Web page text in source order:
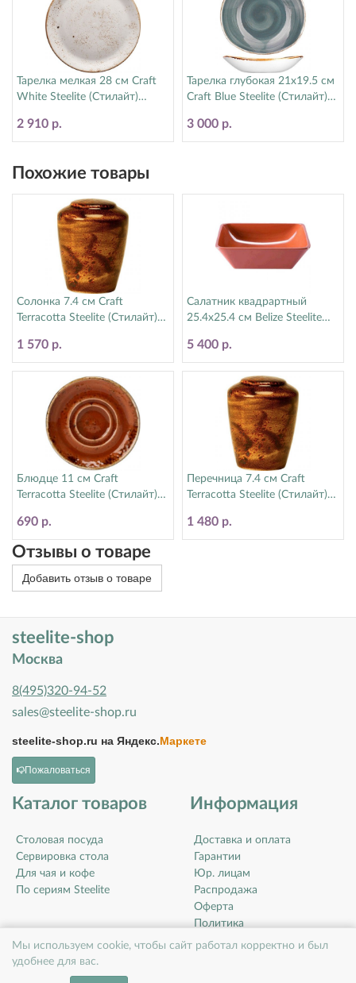
Мы используем cookie, чтобы сайт работал корректно и был
удобнее для вас.
Тарелка мелкая 28 см Craft
White Steelite (Стилайт)
2 910 р.
Тарелка глубокая 21х19.5 см
Craft Blue Steelite (Стилайт)
3 000 р.
Похожие товары
Солонка 7.4 см Craft
Terracotta Steelite (Стилайт)
1 570 р.
Салатник квадрартный
25.4х25.4 см Belize Steelite
5 400 р.
Блюдце 11 см Craft
Terracotta Steelite (Стилайт)
690 р.
Перечница 7.4 см Craft
Terracotta Steelite (Стилайт)
1 480 р.
Отзывы о товаре
Добавить отзыв о товаре
steelite-shop
Москва
8(495)320-94-52
sales@steelite-shop.ru
steelite-shop.ru на Яндекс.Маркете
Пожаловаться
Каталог товаров
Столовая посуда
Сервировка стола
Для чая и кофе
По сериям Steelite
Информация
Доставка и оплата
Гарантии
Юр. лицам
Распродажа
Оферта
Политика
конфиденциальности